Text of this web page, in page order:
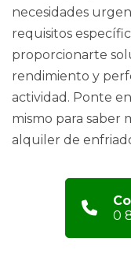
necesidades
requisitos
proporcionarte
rendimiento y
actividad. Ponte
mismo para saber
alquiler de
0